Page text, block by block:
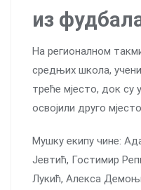
из
На регионалном
средњих школа,
треће мјесто, док су
освојили друго
Мушку екипу чине:
Јевтић, Гостимир
Лукић, Алекса